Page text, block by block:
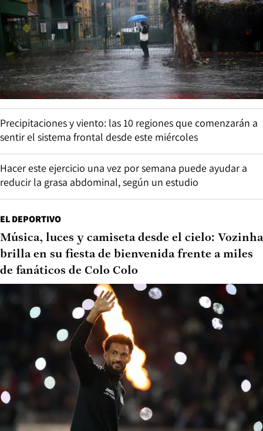
Precipitaciones y viento: las 10 regiones que comenzarán a
sentir el sistema frontal desde este miércoles
Hacer este ejercicio una vez por semana puede ayudar a
reducir la grasa abdominal, según un estudio
EL DEPORTIVO
Música, luces y camiseta desde el cielo: Vozinha
brilla en su fiesta de bienvenida frente a miles
de fanáticos de Colo Colo